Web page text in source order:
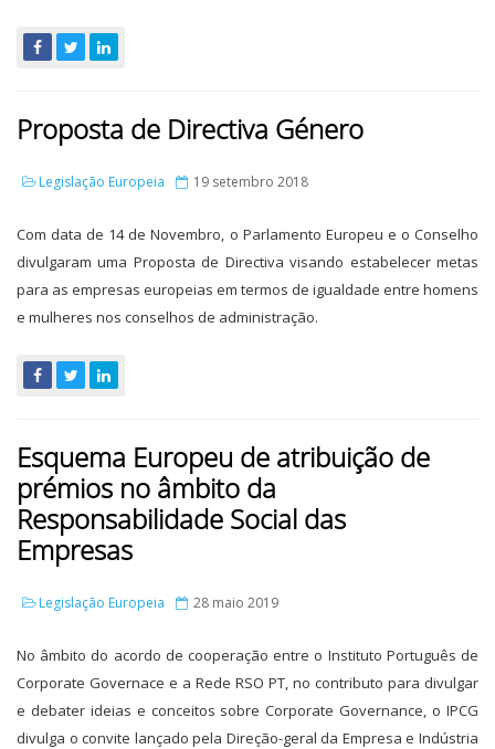
Proposta de Directiva Género
Legislação Europeia 19 setembro 2018
Com data de 14 de Novembro, o Parlamento Europeu e o Conselho
divulgaram uma Proposta de Directiva visando estabelecer metas
para as empresas europeias em termos de igualdade entre homens
e mulheres nos conselhos de administração.
Esquema Europeu de atribuição de
prémios no âmbito da
Responsabilidade Social das
Empresas
Legislação Europeia 28 maio 2019
No âmbito do acordo de cooperação entre o Instituto Português de
Corporate Governace e a Rede RSO PT, no contributo para divulgar
e debater ideias e conceitos sobre Corporate Governance, o IPCG
divulga o convite lançado pela Direção-geral da Empresa e Indústria